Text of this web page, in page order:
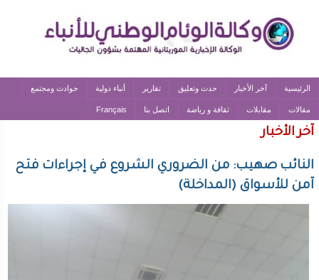
الرئيسية آخر الأخبار حدث وتعليق تقارير أنباء دولية حوادث ومجتمع
مقالات مقابلات ثقافة و رياضة اتصل بنا Français
آخر الأخبار
النائب صهيب: من الضروري الشروع في إجراءات فتح
آمن للأسواق (المداخلة)